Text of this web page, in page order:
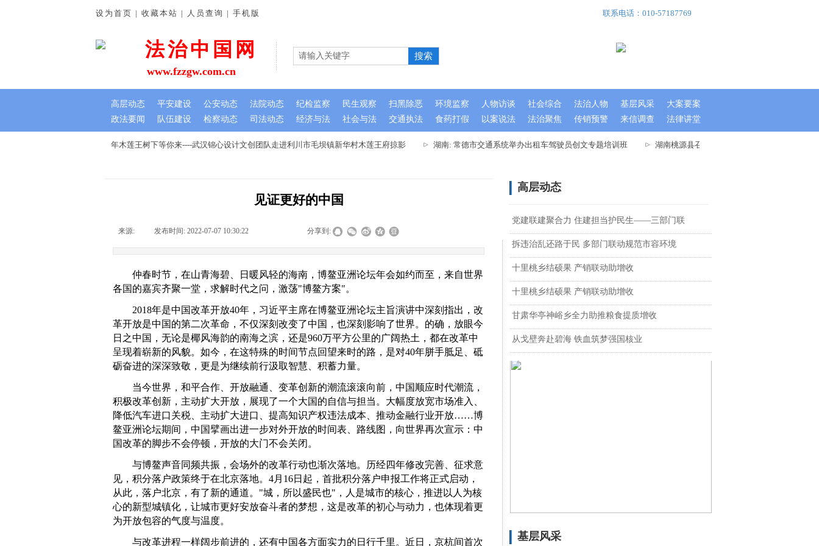
七夕文创节，我在千年木莲王树下等你来----武汉锦心设计文创团队走进利川市毛坝镇新华村木莲王府掠影 湖南: 常德市交通系统举办出租车驾驶员创文专题培训班 湖南桃源县召开文明城市指数测评迎检工作大会
法治中国网
政法要闻 队伍建设 检察动态 司法动态 经济与法 社会与法 交通执法 食药打假 以案说法 法治聚焦 传销预警 来信调查 法律讲堂
设为首页 | 收藏本站 | 人员查询 | 手机版 联系电话：010-57187769
搜索
www.fzzgw.com.cn
高层动态 平安建设 公安动态 法院动态 纪检监察 民生观察 扫黑除恶 环境监察 人物访谈 社会综合 法治人物 基层风采 大案要案
高层动态
见证更好的中国
来源: 发布时间: 2022-07-07 10:30:22 分享到:
仲春时节，在山青海碧、日暖风轻的海南，博鳌亚洲论坛年会如约而至，来自世界
各国的嘉宾齐聚一堂，求解时代之问，激荡"博鳌方案"。
2018年是中国改革开放40年，习近平主席在博鳌亚洲论坛主旨演讲中深刻指出，改
革开放是中国的第二次革命，不仅深刻改变了中国，也深刻影响了世界。的确，放眼今
日之中国，无论是椰风海韵的南海之滨，还是960万平方公里的广阔热土，都在改革中
呈现着崭新的风貌。如今，在这特殊的时间节点回望来时的路，是对40年胼手胝足、砥
砺奋进的深深致敬，更是为继续前行汲取智慧、积蓄力量。
当今世界，和平合作、开放融通、变革创新的潮流滚滚向前，中国顺应时代潮流，
积极改革创新，主动扩大开放，展现了一个大国的自信与担当。大幅度放宽市场准入、
降低汽车进口关税、主动扩大进口、提高知识产权违法成本、推动金融行业开放……博
鳌亚洲论坛期间，中国擘画出进一步对外开放的时间表、路线图，向世界再次宣示：中
国改革的脚步不会停顿，开放的大门不会关闭。
与博鳌声音同频共振，会场外的改革行动也渐次落地。历经四年修改完善、征求意
见，积分落户政策终于在北京落地。4月16日起，首批积分落户申报工作将正式启动，
从此，落户北京，有了新的通道。"城，所以盛民也"，人是城市的核心，推进以人为核
心的新型城镇化，让城市更好安放奋斗者的梦想，这是改革的初心与动力，也体现着更
为开放包容的气度与温度。
与改革进程一样阔步前进的，还有中国各方面实力的日行千里。近日，京杭间首次
党建联建聚合力 住建担当护民生——三部门联
拆违治乱还路于民 多部门联动规范市容环境
十里桃乡结硕果 产销联动助增收
十里桃乡结硕果 产销联动助增收
甘肃华亭神峪乡全力助推粮食提质增收
从戈壁奔赴碧海 铁血筑梦强国核业
基层风采